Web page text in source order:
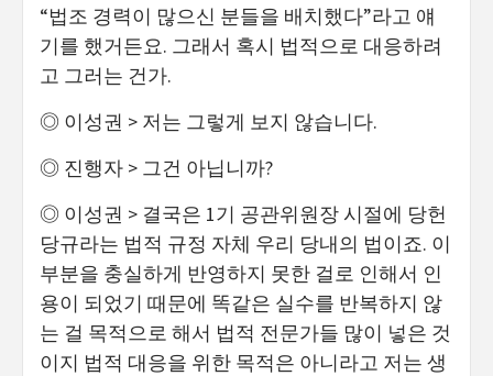
“법조 경력이 많으신 분들을 배치했다”라고 얘
기를 했거든요. 그래서 혹시 법적으로 대응하려
고 그러는 건가.
◎ 이성권 > 저는 그렇게 보지 않습니다.
◎ 진행자 > 그건 아닙니까?
◎ 이성권 > 결국은 1기 공관위원장 시절에 당헌
당규라는 법적 규정 자체 우리 당내의 법이죠. 이
부분을 충실하게 반영하지 못한 걸로 인해서 인
용이 되었기 때문에 똑같은 실수를 반복하지 않
는 걸 목적으로 해서 법적 전문가들 많이 넣은 것
이지 법적 대응을 위한 목적은 아니라고 저는 생